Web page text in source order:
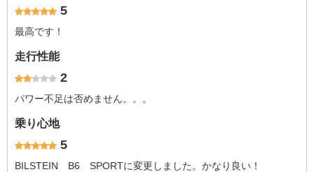
5
最高です！
走行性能
2
パワー不足は否めません。。。
乗り心地
5
BILSTEIN B6 SPORTに変更しました。かなり良い！